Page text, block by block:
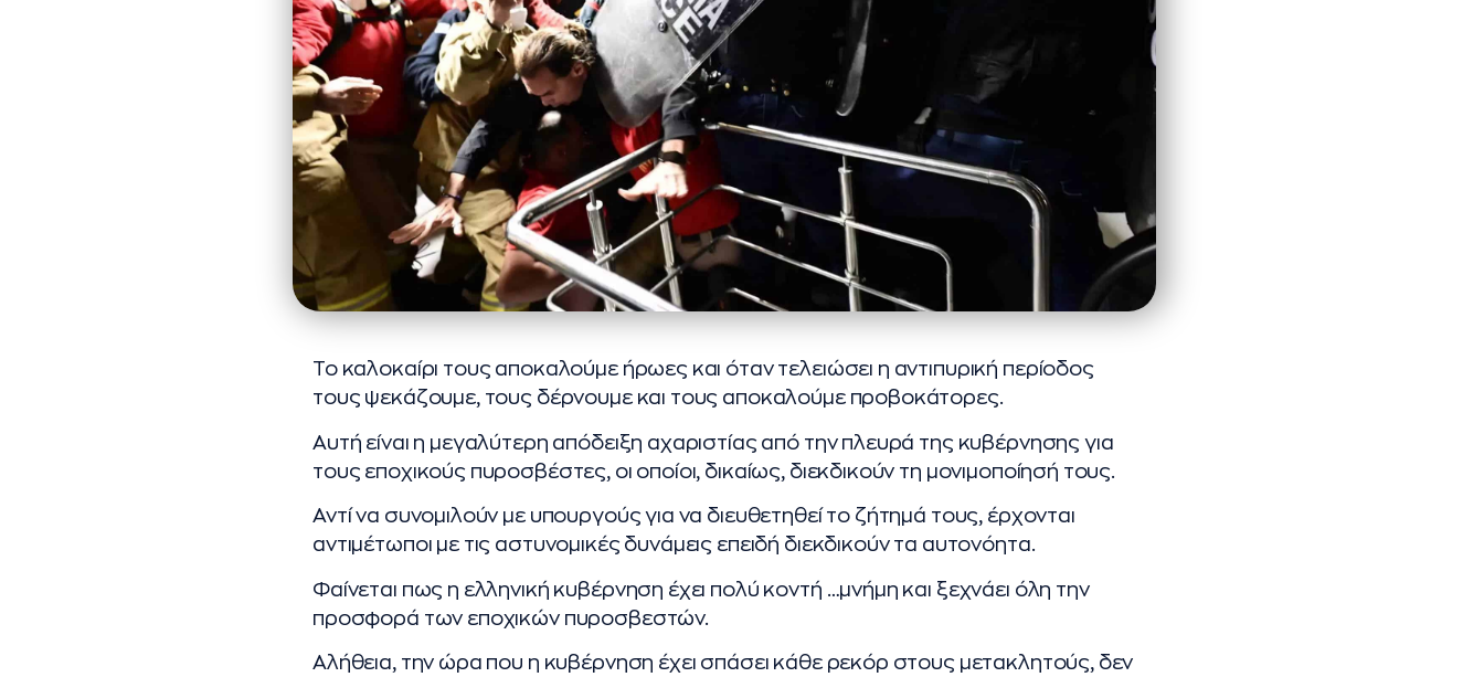
Το καλοκαίρι τους αποκαλούμε ήρωες και όταν τελειώσει η αντιπυρική περίοδος
τους ψεκάζουμε, τους δέρνουμε και τους αποκαλούμε προβοκάτορες.
Αυτή είναι η μεγαλύτερη απόδειξη αχαριστίας από την πλευρά της κυβέρνησης για
τους εποχικούς πυροσβέστες, οι οποίοι, δικαίως, διεκδικούν τη μονιμοποίησή τους.
Αντί να συνομιλούν με υπουργούς για να διευθετηθεί το ζήτημά τους, έρχονται
αντιμέτωποι με τις αστυνομικές δυνάμεις επειδή διεκδικούν τα αυτονόητα.
Φαίνεται πως η ελληνική κυβέρνηση έχει πολύ κοντή …μνήμη και ξεχνάει όλη την
προσφορά των εποχικών πυροσβεστών.
Αλήθεια, την ώρα που η κυβέρνηση έχει σπάσει κάθε ρεκόρ στους μετακλητούς, δεν